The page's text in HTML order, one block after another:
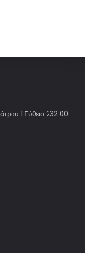
1 Γύθειο 232 00